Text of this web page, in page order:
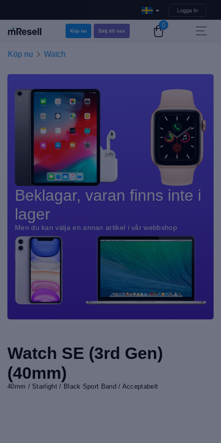
Logga In
Köp nu Sälj till oss
0
Köp nu Watch
Beklagar, varan finns inte i
lager
Men du kan välja en annan artikel i vår webbshop
Watch SE (3rd Gen)
(40mm)
40mm / Starlight / Black Sport Band / Acceptabelt